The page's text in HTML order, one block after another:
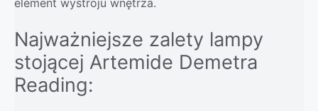
Najważniejsze zalety lampy
stojącej Artemide Demetra
Reading: